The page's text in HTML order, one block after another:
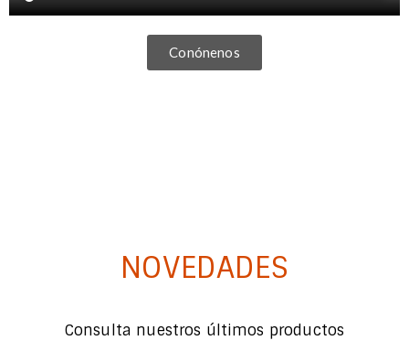
Conónenos
NOVEDADES
Consulta nuestros últimos productos